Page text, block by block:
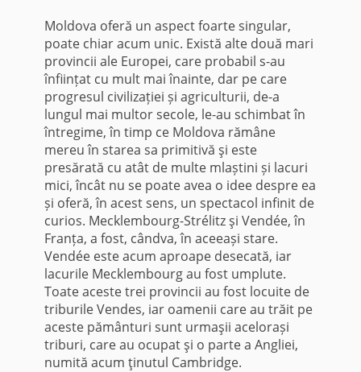
Moldova oferă un aspect foarte singular,
poate chiar acum unic. Există alte două mari
provincii ale Europei, care probabil s-au
înființat cu mult mai înainte, dar pe care
progresul civilizației și agriculturii, de-a
lungul mai multor secole, le-au schimbat în
întregime, în timp ce Moldova rămâne
mereu în starea sa primitivă şi este
presărată cu atât de multe mlaștini și lacuri
mici, încât nu se poate avea o idee despre ea
și oferă, în acest sens, un spectacol infinit de
curios. Mecklembourg-Strélitz şi Vendée, în
Franța, a fost, cândva, în aceeași stare.
Vendée este acum aproape desecată, iar
lacurile Mecklembourg au fost umplute.
Toate aceste trei provincii au fost locuite de
triburile Vendes, iar oamenii care au trăit pe
aceste pământuri sunt urmaşii acelorași
triburi, care au ocupat şi o parte a Angliei,
numită acum ţinutul Cambridge.